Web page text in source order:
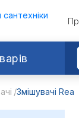
Змішувачі Rea